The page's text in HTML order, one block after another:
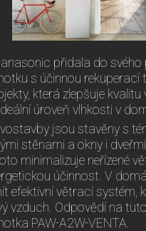
přidala do
s účinnou rekuperací
která zlepšuje kvalitu
úroveň vlhkosti v
jsou stavěny s
stěnami a okny i
minimalizuje neřízené
účinnost. V
efektivní větrací systém,
vzduch. Odpovědí na
PAW-A2W-VENTA.